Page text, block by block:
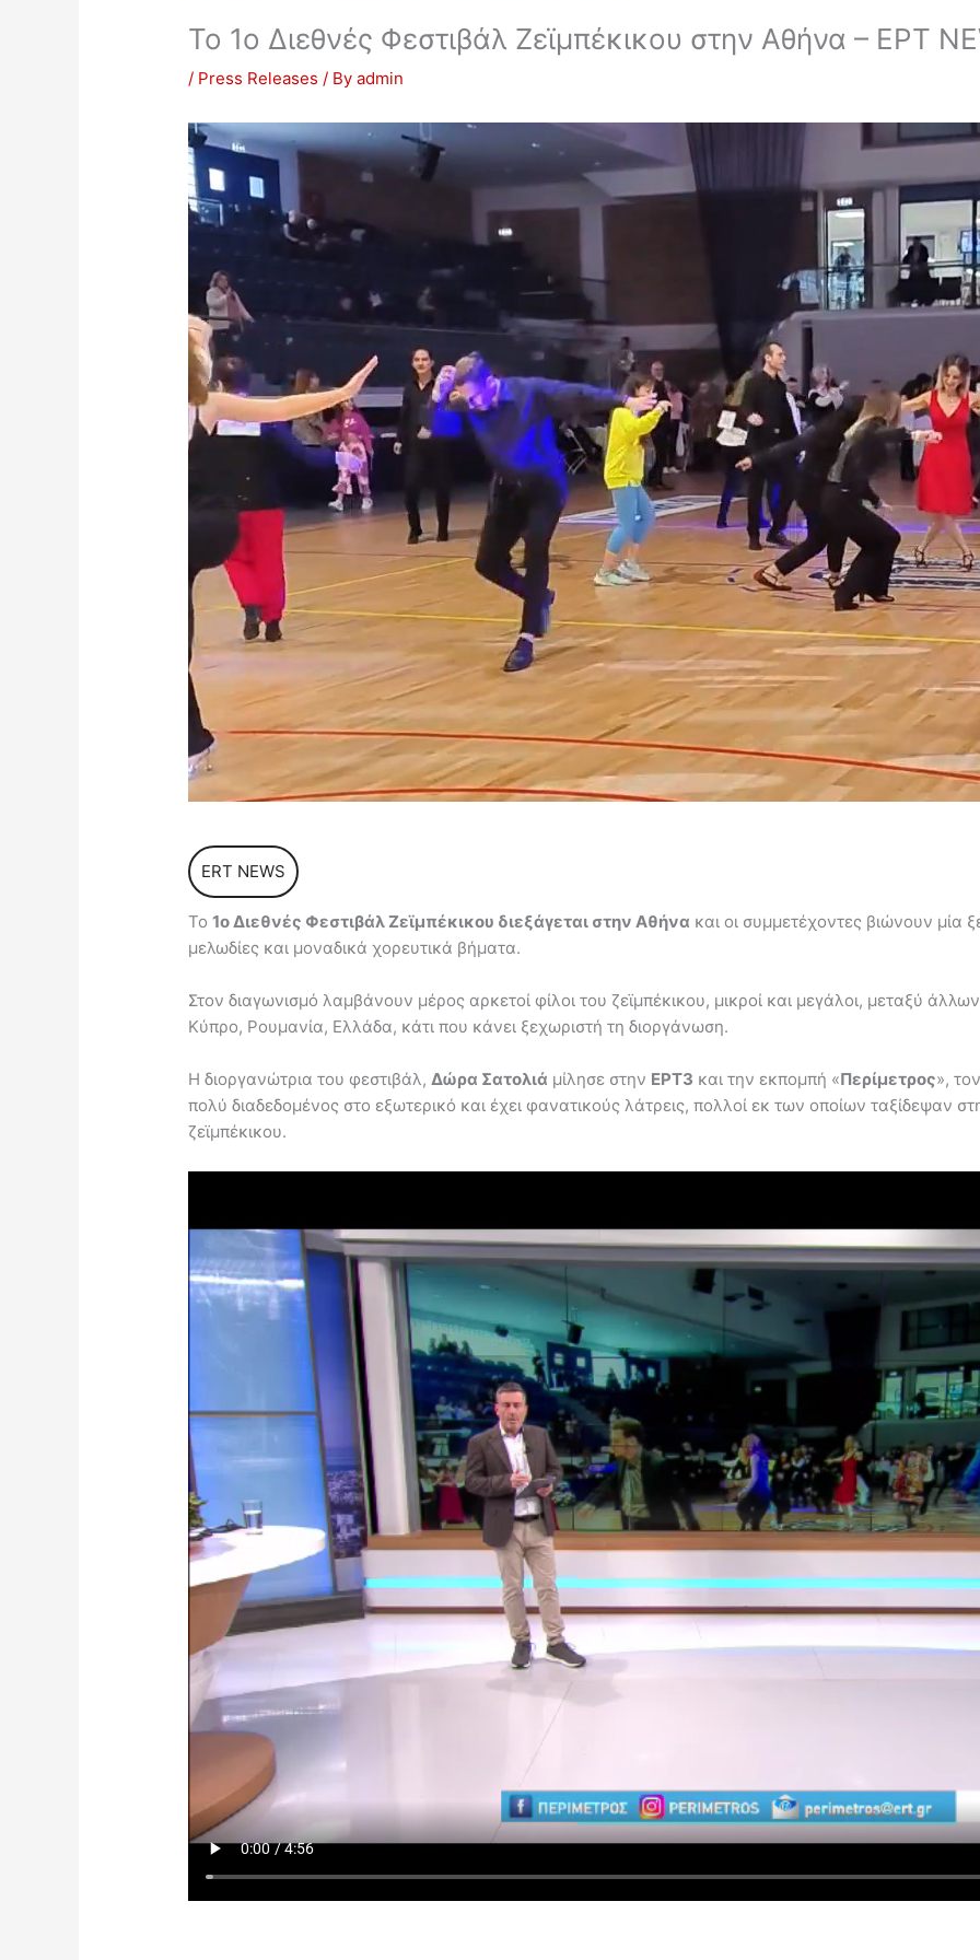
Το 1o Διεθνές Φεστιβάλ Ζεϊμπέκικου στην Αθήνα – ΕΡΤ
/ Press Releases / Byadmin
ERT NEWS
To1o Διεθνές Φεστιβάλ Ζεϊμπέκικου διεξάγεται στην Αθήνα και οι συμμετέχοντες βιώνουν μία
μελωδίες και μοναδικά χορευτικά βήματα.
Στον διαγωνισμό λαμβάνουν μέρος αρκετοί φίλοι του ζεϊμπέκικου, μικροί και μεγάλοι, μεταξύ
Κύπρο, Ρουμανία, Ελλάδα, κάτι που κάνει ξεχωριστή τη διοργάνωση.
Η διοργανώτρια του φεστιβάλ,Δώρα Σατολιά μίλησε στην ΕΡΤ3 και την εκπομπή «Περίμετρος»,
πολύ διαδεδομένος στο εξωτερικό και έχει φανατικούς λάτρεις, πολλοί εκ των οποίων ταξίδεψαν
ζεϊμπέκικου.